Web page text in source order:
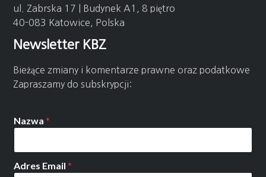
ul. Zabrska 17 | Budynek A1, 8 piętro
40-083 Katowice, Polska
Newsletter KBZ
Bieżące zmiany i komentarze prawne oraz podatkowe
Zapraszamy do subskrypcji:
Nazwa*
Adres Email*